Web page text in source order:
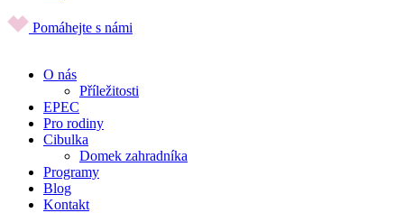
Pomáhejte s námi
O nás
Příležitosti
EPEC
Pro rodiny
Cibulka
Domek zahradníka
Programy
Blog
Kontakt